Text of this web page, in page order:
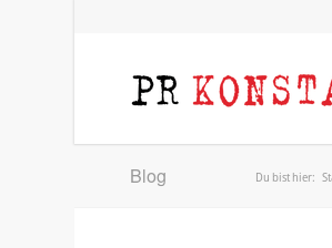
Blog Du bist hier: